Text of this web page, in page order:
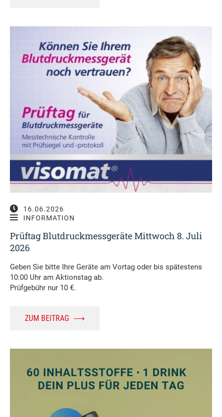
16.06.2026
INFORMATION
Prüftag Blutdruckmessgeräte Mittwoch 8. Juli
2026
Geben Sie bitte Ihre Geräte am Vortag oder bis spätestens
10:00 Uhr am Aktionstag ab.
Prüfgebühr nur 10 €.
ZUM BEITRAG ⟶